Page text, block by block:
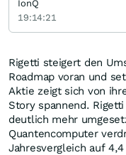
Rigetti steigert den
Roadmap voran und
Aktie zeigt sich von
Story spannend.
deutlich mehr
Quantencomputer
Jahresvergleich auf
IonQ
19:14:21